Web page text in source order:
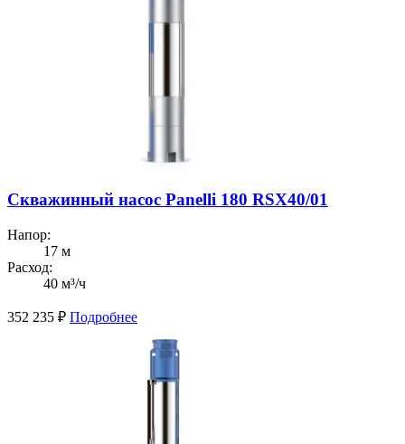
Скважинный насос Panelli 180 RSX40/01
Напор:
17 м
Расход:
40 м³/ч
352 235 ₽ Подробнее